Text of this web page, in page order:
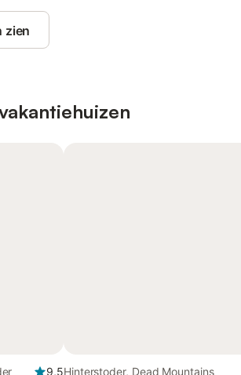
zien
9,5Hinterstoder, Dead Mountains